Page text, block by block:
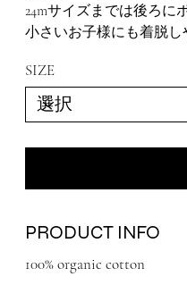
24mサイズまでは後ろに
小さいお子様にも着脱し
SIZE
PRODUCT INFO
100% organic cotton